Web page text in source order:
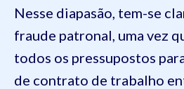
Nesse diapasão, tem-se
fraude patronal, uma vez
todos os pressupostos
de contrato de trabalho